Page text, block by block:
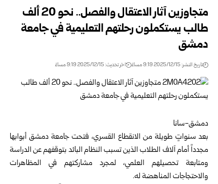
متجاوزين آثار الاعتقال والفصل.. نحو 20 ألف
طالب يستكملون رحلتهم التعليمية في جامعة
دمشق
تاريخ النشر: 2025/12/15 9:19 مساءً اخر تحديث: 2025/12/15 9:19 مساءً
دمشق-سانا
بعد سنواتٍ طويلة من الانقطاع القسري، فتحتجامعة دمشقأبوابها
مجدداً أمام آلاف الطلاب الذين تسبب النظام البائد بتوقفهم عن الدراسة
ومتابعة تحصيلهم العلمي، لمجرد مشاركتهم في المظاهرات
والاحتجاجات المناهضة له.